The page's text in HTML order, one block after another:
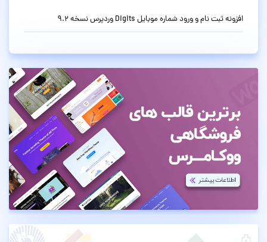
افزونه ثبت نام و ورود شماره موبایل Digits وردپرس نسخه 9.2